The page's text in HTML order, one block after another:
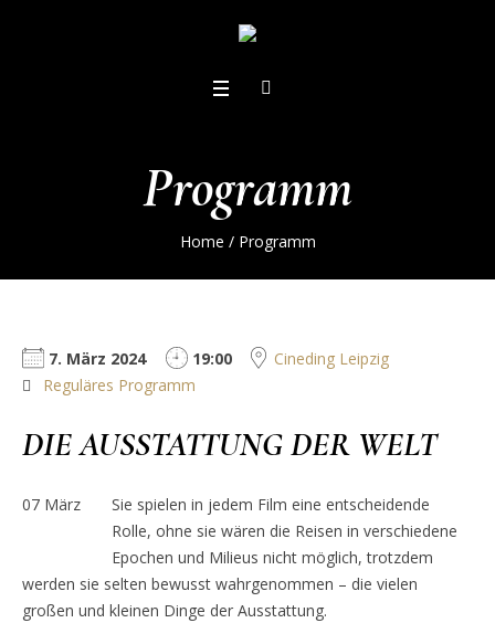
Programm
Home / Programm
7. März 2024 19:00
Cineding Leipzig
Reguläres Programm
DIE AUSSTATTUNG DER WELT
07 März
Sie spielen in jedem Film eine entscheidende
Rolle, ohne sie wären die Reisen in verschiedene
Epochen und Milieus nicht möglich, trotzdem
werden sie selten bewusst wahrgenommen – die vielen
großen und kleinen Dinge der Ausstattung.